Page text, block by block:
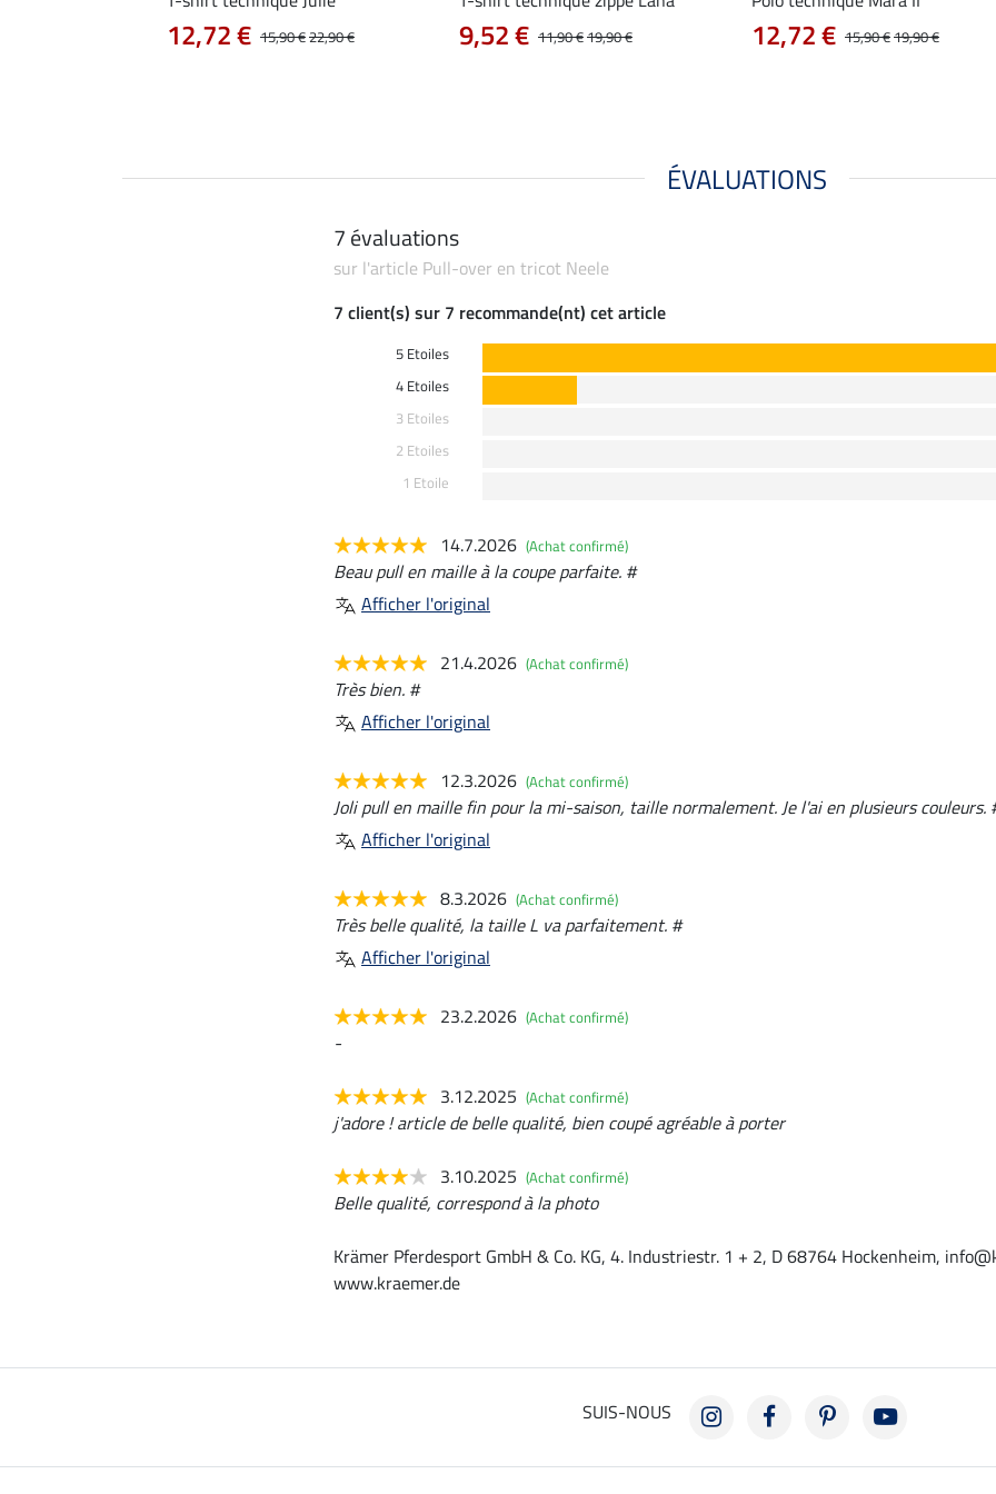
15,90 €22,90 €
12,72 € 11,90 €19,90 €
9,52 € 15,90 €19,90 €
12,72 €
ÉVALUATIONS
7 évaluations
sur l'article Pull-over en tricot Neele
7 client(s) sur 7 recommande(nt) cet article
5 Etoiles
4 Etoiles
3 Etoiles
2 Etoiles
1 Etoile
14.7.2026 (Achat confirmé)
Beau pull en maille à la coupe parfaite. #
Afficher l'original
21.4.2026 (Achat confirmé)
Très bien. #
Afficher l'original
12.3.2026 (Achat confirmé)
Joli pull en maille fin pour la mi-saison, taille normalement. Je l'ai en plusieurs couleurs.
Afficher l'original
8.3.2026 (Achat confirmé)
Très belle qualité, la taille L va parfaitement. #
Afficher l'original
23.2.2026 (Achat confirmé)
-
3.12.2025 (Achat confirmé)
j'adore ! article de belle qualité, bien coupé agréable à porter
3.10.2025 (Achat confirmé)
Belle qualité, correspond à la photo
Krämer Pferdesport GmbH & Co. KG, 4. Industriestr. 1 + 2, D 68764 Hockenheim,
www.kraemer.de
SUIS-NOUS